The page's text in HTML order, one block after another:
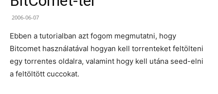
2006-06-07
Ebben a tutorialban azt fogom megmutatni, hogy
Bitcomet használatával hogyan kell torrenteket feltölteni
egy torrentes oldalra, valamint hogy kell utána seed-elni
a feltöltött cuccokat.